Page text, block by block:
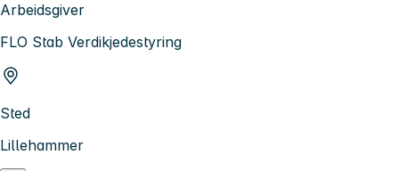
Arbeidsgiver
FLO Stab Verdikjedestyring
Sted
Lillehammer